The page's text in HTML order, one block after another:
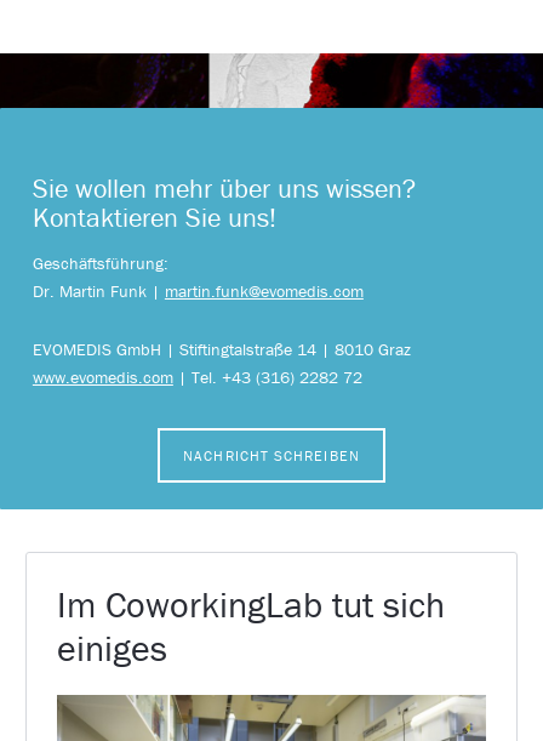
Sie wollen mehr über uns wissen?
Kontaktieren Sie uns!
Geschäftsführung:
Dr. Martin Funk | martin.funk@evomedis.com
EVOMEDIS GmbH | Stiftingtalstraße 14 | 8010 Graz
www.evomedis.com| Tel. +43 (316) 2282 72
NACHRICHT SCHREIBEN
Im CoworkingLab tut sich
einiges